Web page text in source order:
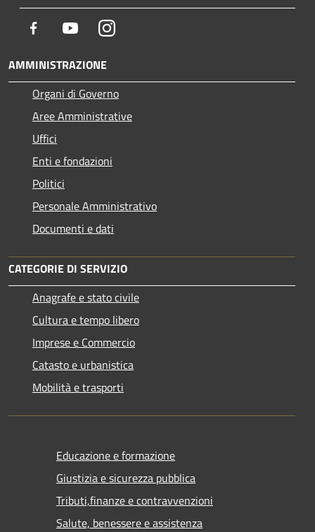
Facebook YoutubeInstagram
AMMINISTRAZIONE
Organi di Governo
Aree Amministrative
Uffici
Enti e fondazioni
Politici
Personale Amministrativo
Documenti e dati
CATEGORIE DI SERVIZIO
Anagrafe e stato civile
Cultura e tempo libero
Imprese e Commercio
Catasto e urbanistica
Mobilità e trasporti
Educazione e formazione
Giustizia e sicurezza pubblica
Tributi,finanze e contravvenzioni
Salute, benessere e assistenza